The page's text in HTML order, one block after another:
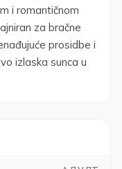
i romantičnom
za bračne
prosidbe i
izlaska sunca u